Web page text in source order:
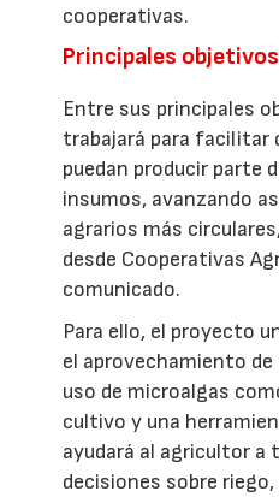
cooperativas.
Principales objetivos
Entre sus principales
trabajará para facilitar
puedan producir parte
insumos, avanzando
agrarios más
desde Cooperativas
comunicado.
Para ello, el proyecto
el aprovechamiento
uso de microalgas
cultivo y una
ayudará al agricultor a
decisiones sobre